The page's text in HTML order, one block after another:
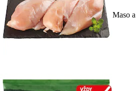
Maso